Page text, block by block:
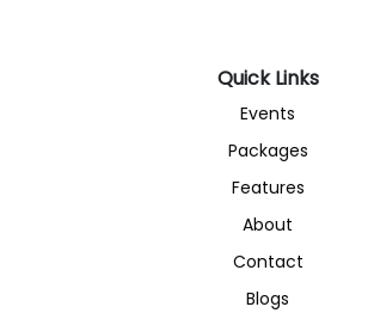
Quick Links
Events
Packages
Features
About
Contact
Blogs